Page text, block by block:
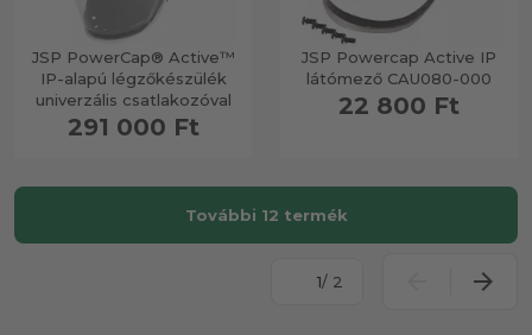
JSP PowerCap® Active™
IP-alapú légzőkészülék
univerzális csatlakozóval
291 000 Ft
JSP Powercap Active IP
látómező CAU080-000
22 800 Ft
További 12 termék
/ 2